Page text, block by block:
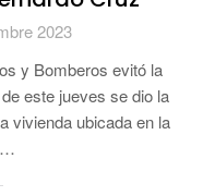
2023
y Bomberos evitó la
este jueves se dio la
vivienda ubicada en la